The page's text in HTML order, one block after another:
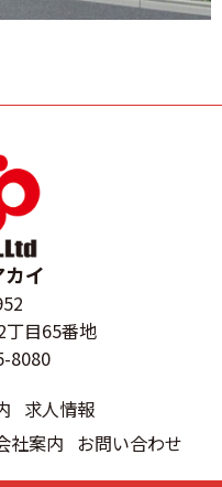
イ
目65番地
8080
求人情報
社案内 お問い合わせ